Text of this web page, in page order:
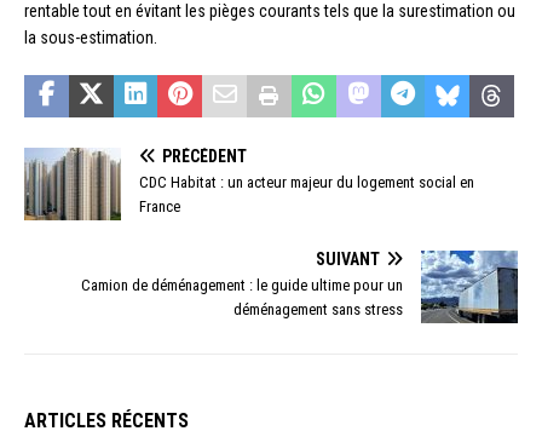
rentable tout en évitant les pièges courants tels que la surestimation ou
la sous-estimation.
PRÉCÉDENT
CDC Habitat : un acteur majeur du logement social en
France
SUIVANT
Camion de déménagement : le guide ultime pour un
déménagement sans stress
ARTICLES RÉCENTS